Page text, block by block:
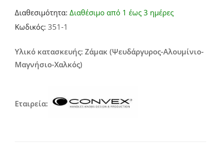
Διαθεσιμότητα: Διαθέσιμο από 1 έως 3 ημέρες
Κωδικός: 351-1
Υλικό κατασκευής: Ζάμακ (Ψευδάργυρος-Αλουμίνιο-
Μαγνήσιο-Χαλκός)
Εταιρεία: